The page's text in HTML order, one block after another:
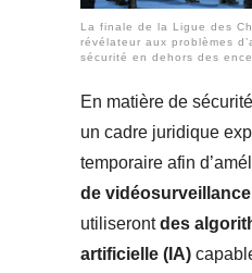
La finale de la Ligue des
révélateur aux problèmes
sécurité en dehors des
En matière de
un cadre juridique
temporaire afin
de
utiliserontdes
artificielle (IA)